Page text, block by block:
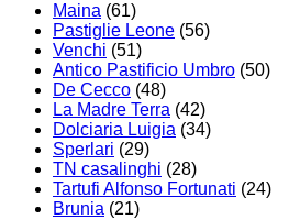
Maina (61)
Pastiglie Leone (56)
Venchi (51)
Antico Pastificio Umbro (50)
De Cecco (48)
La Madre Terra (42)
Dolciaria Luigia (34)
Sperlari (29)
TN casalinghi (28)
Tartufi Alfonso Fortunati (24)
Brunia (21)